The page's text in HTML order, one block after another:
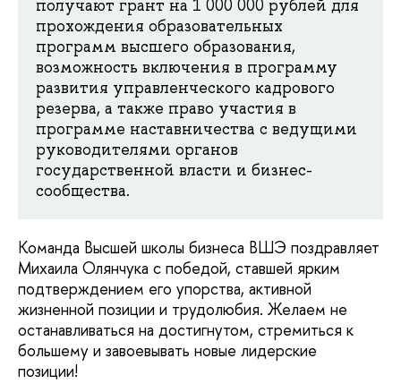
получают грант на 1 000 000 рублей для
прохождения образовательных
программ высшего образования,
возможность включения в программу
развития управленческого кадрового
резерва, а также право участия в
программе наставничества с ведущими
руководителями органов
государственной власти и бизнес-
сообщества.
Команда Высшей школы бизнеса ВШЭ поздравляет
Михаила Олянчука с победой, ставшей ярким
подтверждением его упорства, активной
жизненной позиции и трудолюбия. Желаем не
останавливаться на достигнутом, стремиться к
большему и завоевывать новые лидерские
позиции!